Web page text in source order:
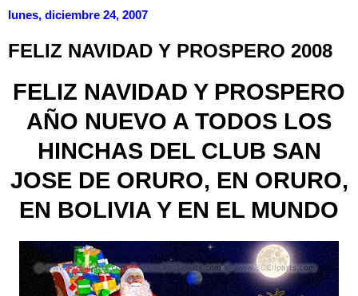
lunes, diciembre 24, 2007
FELIZ NAVIDAD Y PROSPERO 2008
FELIZ NAVIDAD Y PROSPERO
AÑO NUEVO A TODOS LOS
HINCHAS DEL CLUB SAN
JOSE DE ORURO, EN ORURO,
EN BOLIVIA Y EN EL MUNDO